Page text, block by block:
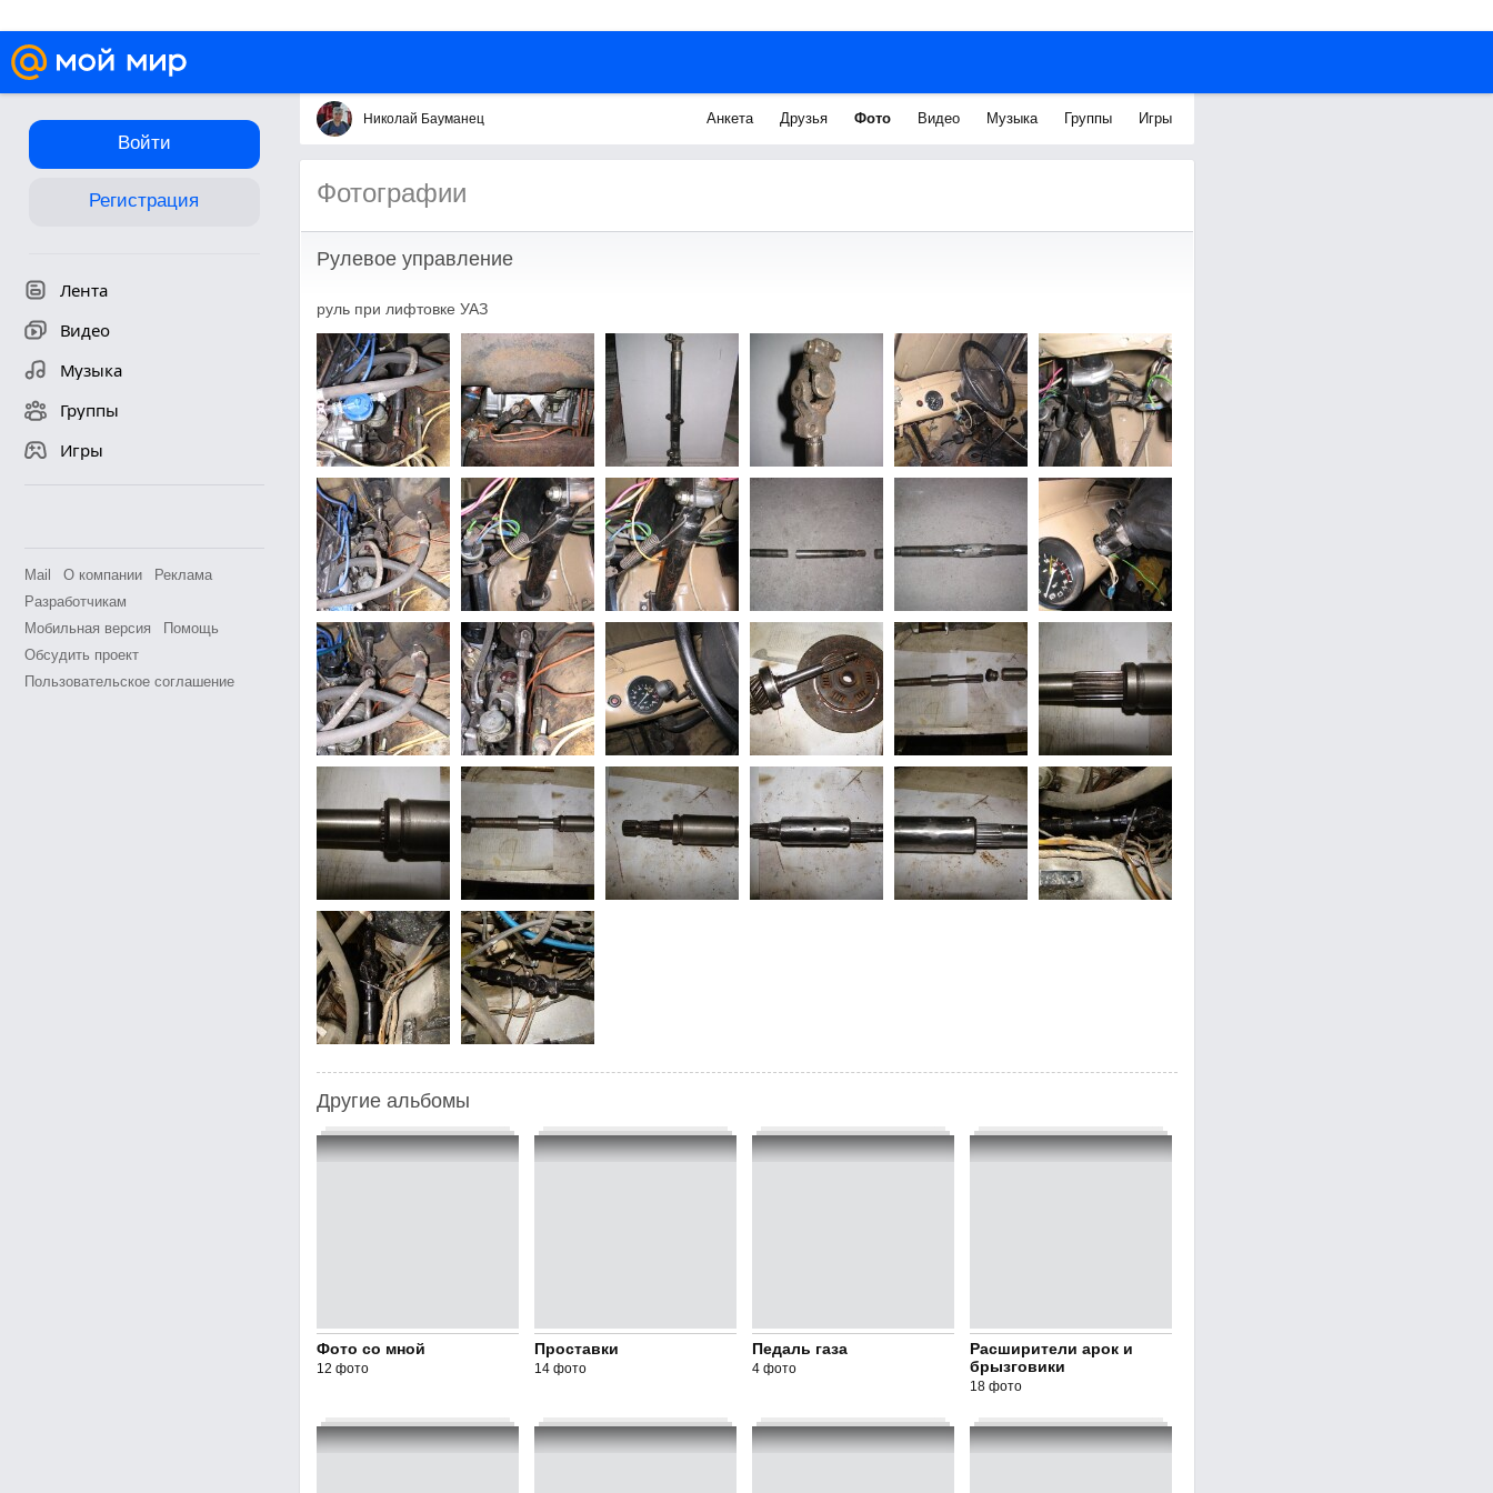
Войти
Регистрация
Лента
Видео
Музыка
Группы
Игры
Mail О компании
Реклама
Разработчикам
Мобильная версия
Помощь
Обсудить проект
Пользовательское соглашение
Николай Бауманец Анкета Друзья Фото Видео Музыка Группы Игры
Фотографии
Рулевое управление
руль при лифтовке УАЗ
Другие альбомы
Фото со мной
12 фото
Проставки
14 фото
Педаль газа
4 фото
Расширители арок и
брызговики
18 фото